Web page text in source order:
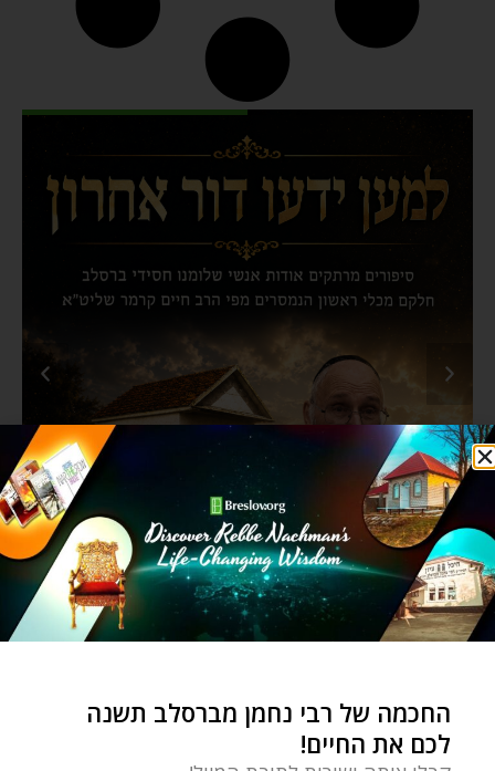
החכמה של רבי נחמן מברסלב תשנה
לכם את החיים!